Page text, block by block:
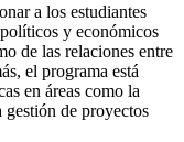
a los estudiantes
y económicos
de las relaciones entre
el programa está
en áreas como la
de proyectos